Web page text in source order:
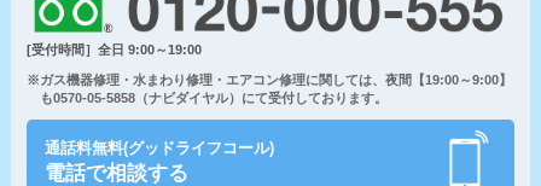
[受付時間］全日 9:00～19:00
※ガス機器修理・水まわり修理・エアコン修理に関しては、夜間【19:00～9:00】
も0570-05-5858（ナビダイヤル）にて受付しております。
通話料無料(グッドライフコール)
電話で相談する